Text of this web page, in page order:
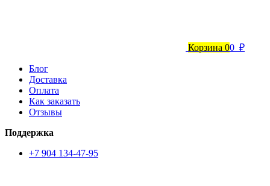
Корзина 00 ₽
Блог
Доставка
Оплата
Как заказать
Отзывы
Поддержка
+7 904 134-47-95